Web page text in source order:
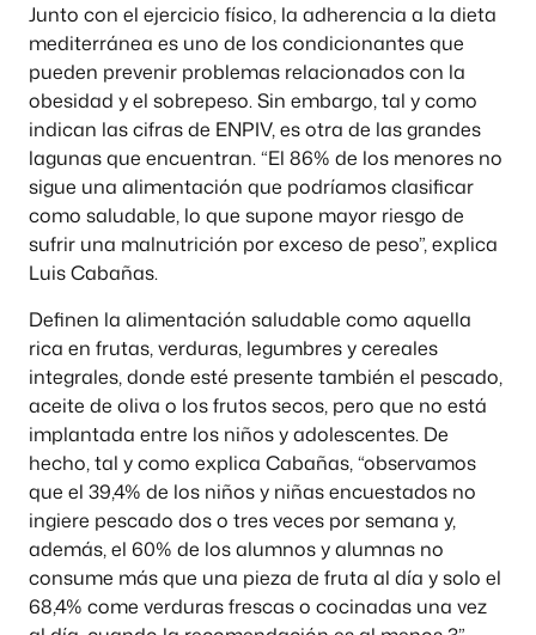
Junto con el ejercicio físico, la adherencia a la dieta
mediterránea es uno de los condicionantes que
pueden prevenir problemas relacionados con la
obesidad y el sobrepeso. Sin embargo, tal y como
indican las cifras de ENPIV, es otra de las grandes
lagunas que encuentran. “El 86% de los menores no
sigue una alimentación que podríamos clasificar
como saludable, lo que supone mayor riesgo de
sufrir una malnutrición por exceso de peso”, explica
Luis Cabañas.
Definen la alimentación saludable como aquella
rica en frutas, verduras, legumbres y cereales
integrales, donde esté presente también el pescado,
aceite de oliva o los frutos secos, pero que no está
implantada entre los niños y adolescentes. De
hecho, tal y como explica Cabañas, “observamos
que el 39,4% de los niños y niñas encuestados no
ingiere pescado dos o tres veces por semana y,
además, el 60% de los alumnos y alumnas no
consume más que una pieza de fruta al día y solo el
68,4% come verduras frescas o cocinadas una vez